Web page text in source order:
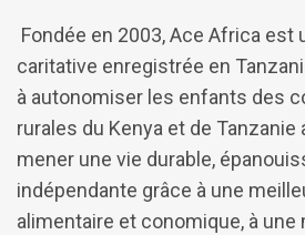
Fondée en 2003, Ace Africa est
caritative enregistrée en
à autonomiser les enfants des
rurales du Kenya et de
mener une vie durable,
indépendante grâce à une
alimentaire et conomique, à une